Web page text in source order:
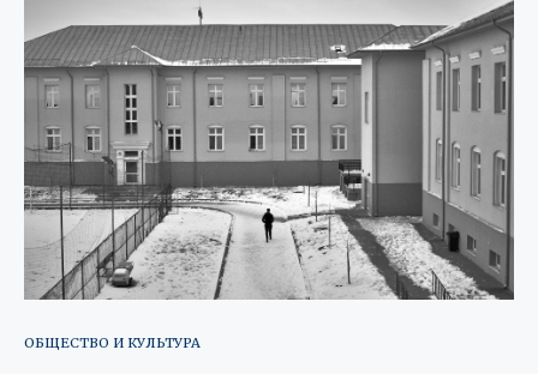
ОБЩЕСТВО И КУЛЬТУРА